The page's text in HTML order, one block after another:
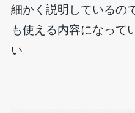
細かく説明しているの
も使える内容になって
い。